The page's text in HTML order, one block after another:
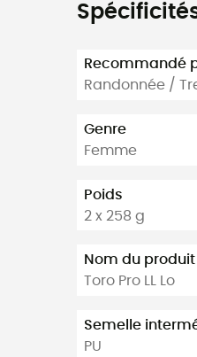
Recommandé
Randonnée /
Genre
Femme
Poids
2 x 258 g
Nom du produit
Toro Pro LL Lo
Semelle
PU